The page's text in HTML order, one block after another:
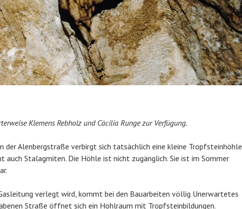
Klemens Rebholz und Cäcilia Runge zur Verfügung.
der Alenbergstraße verbirgt sich tatsächlich eine kleine Tropfsteinhöhle
Stalagmiten. Die Höhle ist nicht zugänglich. Sie ist im Sommer
verlegt wird, kommt bei den Bauarbeiten völlig Unerwartetes
Straße öffnet sich ein Hohlraum mit Tropfsteinbildungen.